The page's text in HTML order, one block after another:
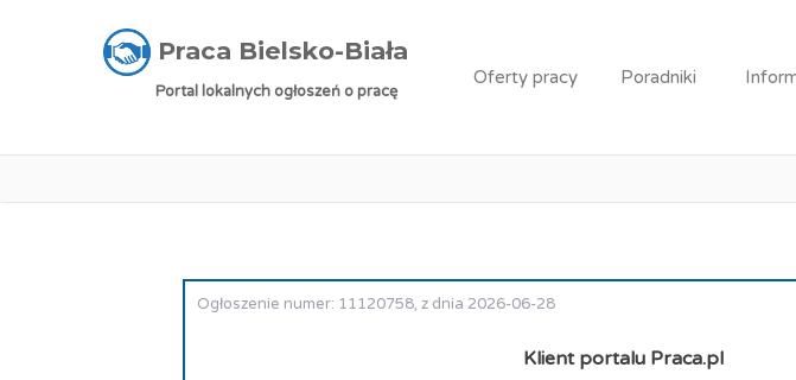
Praca Bielsko-Biała
Portal lokalnych ogłoszeń o pracę
Oferty pracy Poradniki
Praca Bielsko-Biała » Oferty pracy
Praca: Sprzedawca /
Ogłoszenie numer: 11120758, z dnia 2026-06-28
Klient portalu Praca.pl